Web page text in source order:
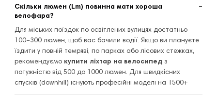
Скільки люмен (Lm) повинна мати хороша
велофара?
Для міських поїздок по освітлених вулицях достатньо
100–300 люмен, щоб вас бачили водії. Якщо ви плануєте
їздити у повній темряві, по парках або лісових стежках,
рекомендуємо купити ліхтар на велосипед з
потужністю від 500 до 1000 люмен. Для швидкісних
спусків (downhill) існують професійні моделі на 1500+